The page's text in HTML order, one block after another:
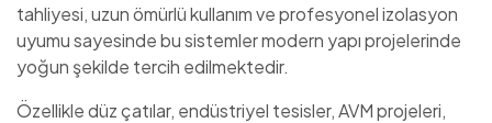
tahliyesi, uzun ömürlü kullanım ve profesyonel izolasyon
uyumu sayesinde bu sistemler modern yapı projelerinde
yoğun şekilde tercih edilmektedir.
Özellikle düz çatılar, endüstriyel tesisler, AVM projeleri,